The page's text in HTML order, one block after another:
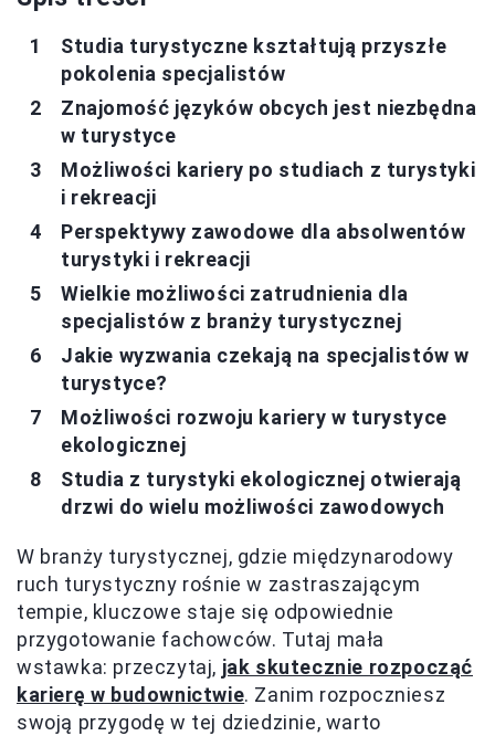
Studia turystyczne kształtują przyszłe
pokolenia specjalistów
Znajomość języków obcych jest niezbędna
w turystyce
Możliwości kariery po studiach z turystyki
i rekreacji
Perspektywy zawodowe dla absolwentów
turystyki i rekreacji
Wielkie możliwości zatrudnienia dla
specjalistów z branży turystycznej
Jakie wyzwania czekają na specjalistów w
turystyce?
Możliwości rozwoju kariery w turystyce
ekologicznej
Studia z turystyki ekologicznej otwierają
drzwi do wielu możliwości zawodowych
W branży turystycznej, gdzie międzynarodowy
ruch turystyczny rośnie w zastraszającym
tempie, kluczowe staje się odpowiednie
przygotowanie fachowców. Tutaj mała
wstawka: przeczytaj, jak skutecznie rozpocząć
karierę w budownictwie. Zanim rozpoczniesz
swoją przygodę w tej dziedzinie, warto